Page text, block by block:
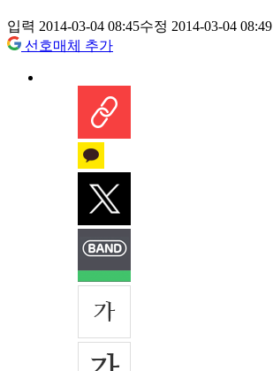
입력 2014-03-04 08:45수정 2014-03-04 08:49
선호매체 추가